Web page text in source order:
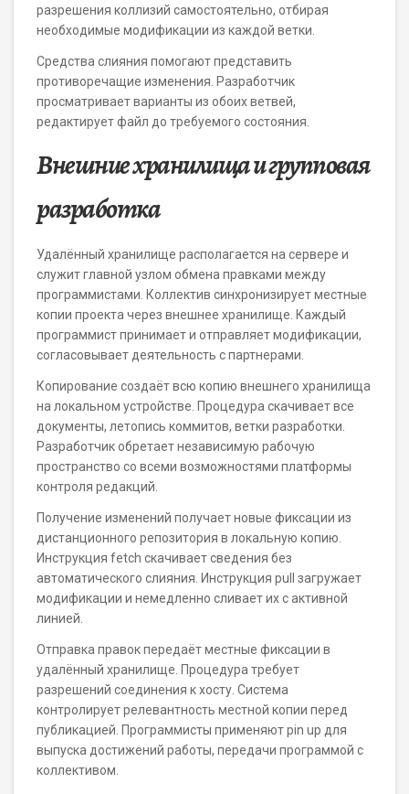
разрешения коллизий самостоятельно, отбирая
необходимые модификации из каждой ветки.
Средства слияния помогают представить
противоречащие изменения. Разработчик
просматривает варианты из обоих ветвей,
редактирует файл до требуемого состояния.
Внешние хранилища и групповая
разработка
Удалённый хранилище располагается на сервере и
служит главной узлом обмена правками между
программистами. Коллектив синхронизирует местные
копии проекта через внешнее хранилище. Каждый
программист принимает и отправляет модификации,
согласовывает деятельность с партнерами.
Копирование создаёт всю копию внешнего хранилища
на локальном устройстве. Процедура скачивает все
документы, летопись коммитов, ветки разработки.
Разработчик обретает независимую рабочую
пространство со всеми возможностями платформы
контроля редакций.
Получение изменений получает новые фиксации из
дистанционного репозитория в локальную копию.
Инструкция fetch скачивает сведения без
автоматического слияния. Инструкция pull загружает
модификации и немедленно сливает их с активной
линией.
Отправка правок передаёт местные фиксации в
удалённый хранилище. Процедура требует
разрешений соединения к хосту. Система
контролирует релевантность местной копии перед
публикацией. Программисты применяют pin up для
выпуска достижений работы, передачи программой с
коллективом.